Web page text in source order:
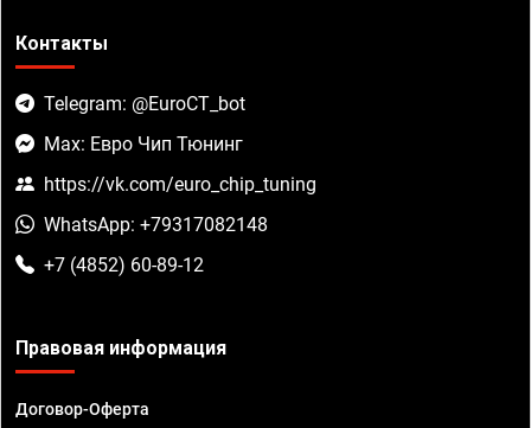
Контакты
Telegram: @EuroCT_bot
Max: Евро Чип Тюнинг
https://vk.com/euro_chip_tuning
WhatsApp: +79317082148
+7 (4852) 60-89-12
Правовая информация
Договор-Оферта